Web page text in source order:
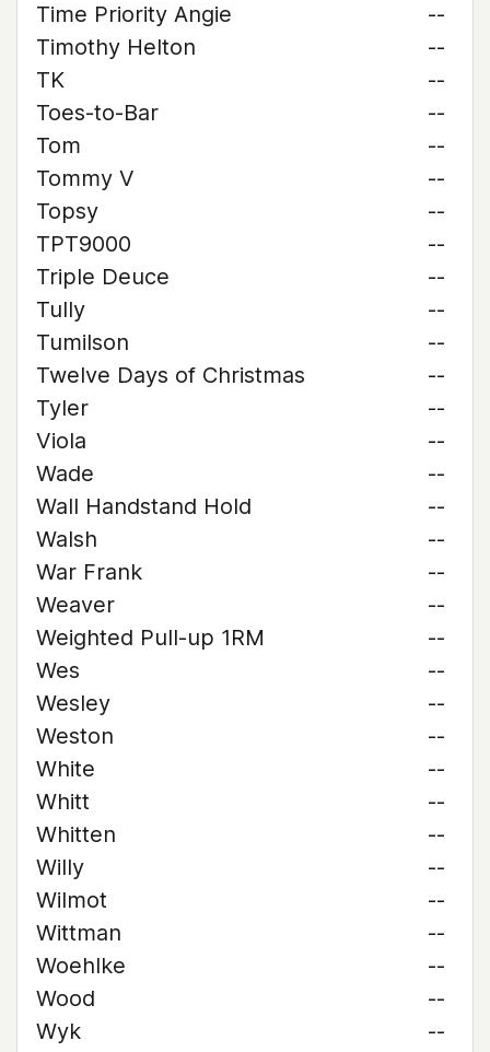
Time Priority Angie
--
Timothy Helton
--
TK
--
Toes-to-Bar
--
Tom
--
Tommy V
--
Topsy
--
TPT9000
--
Triple Deuce
--
Tully
--
Tumilson
--
Twelve Days of Christmas
--
Tyler
--
Viola
--
Wade
--
Wall Handstand Hold
--
Walsh
--
War Frank
--
Weaver
--
Weighted Pull-up 1RM
--
Wes
--
Wesley
--
Weston
--
White
--
Whitt
--
Whitten
--
Willy
--
Wilmot
--
Wittman
--
Woehlke
--
Wood
--
Wyk
--